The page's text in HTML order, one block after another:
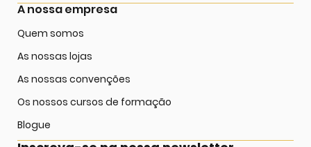
A nossa empresa
Quem somos
As nossas lojas
As nossas convenções
Os nossos cursos de formação
Blogue